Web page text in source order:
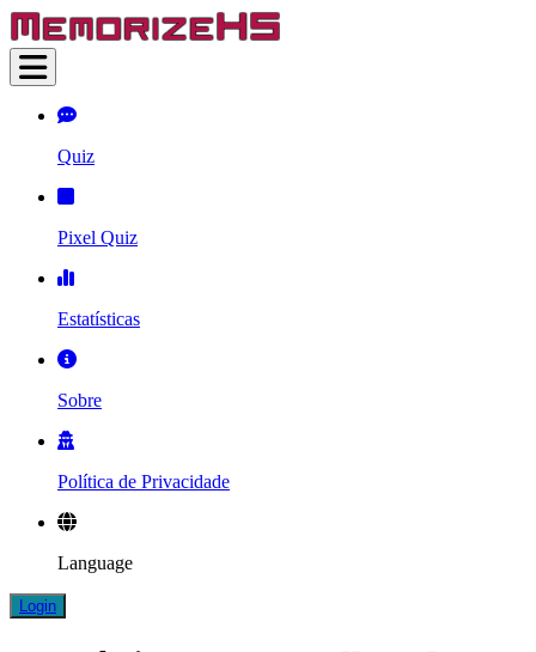
Quiz
Pixel Quiz
Estatísticas
Sobre
Política de Privacidade
Language
Login